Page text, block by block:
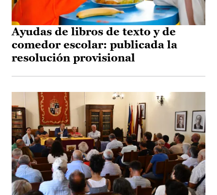
Ayudas de libros de texto y de
comedor escolar: publicada la
resolución provisional